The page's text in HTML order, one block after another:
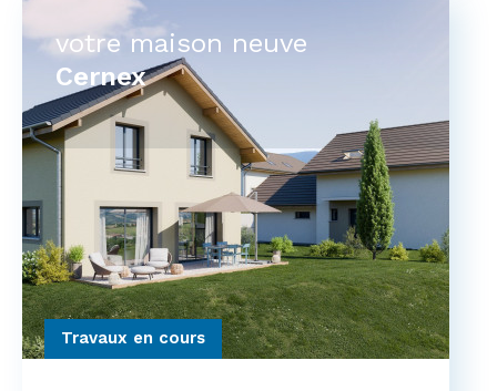
votre maison neuve
Cernex
Travaux en cours